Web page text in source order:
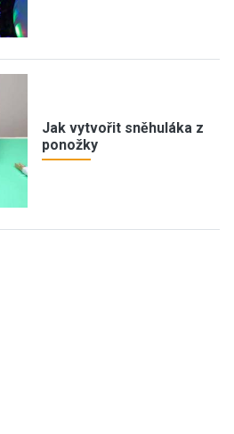
Jak vytvořit sněhuláka z
ponožky